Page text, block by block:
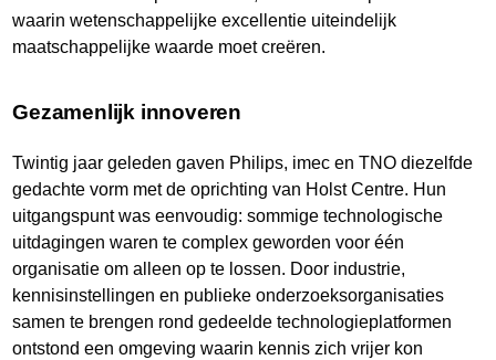
waarin wetenschappelijke excellentie uiteindelijk
maatschappelijke waarde moet creëren.
Gezamenlijk innoveren
Twintig jaar geleden gaven Philips, imec en TNO diezelfde
gedachte vorm met de oprichting van Holst Centre. Hun
uitgangspunt was eenvoudig: sommige technologische
uitdagingen waren te complex geworden voor één
organisatie om alleen op te lossen. Door industrie,
kennisinstellingen en publieke onderzoeksorganisaties
samen te brengen rond gedeelde technologieplatformen
ontstond een omgeving waarin kennis zich vrijer kon